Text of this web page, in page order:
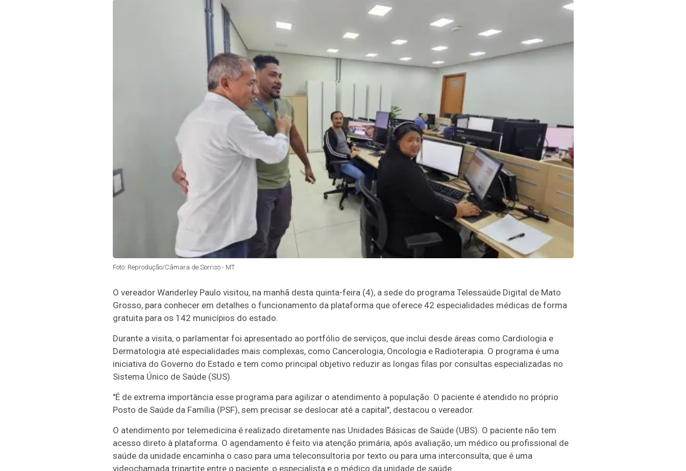
Foto: Reprodução/Câmara de Sorriso - MT
O vereador Wanderley Paulo visitou, na manhã desta quinta-feira (4), a sede do programa Telessaúde Digital de Mato
Grosso, para conhecer em detalhes o funcionamento da plataforma que oferece 42 especialidades médicas de forma
gratuita para os 142 municípios do estado.
Durante a visita, o parlamentar foi apresentado ao portfólio de serviços, que inclui desde áreas como Cardiologia e
Dermatologia até especialidades mais complexas, como Cancerologia, Oncologia e Radioterapia. O programa é uma
iniciativa do Governo do Estado e tem como principal objetivo reduzir as longas filas por consultas especializadas no
Sistema Único de Saúde (SUS).
"É de extrema importância esse programa para agilizar o atendimento à população. O paciente é atendido no próprio
Posto de Saúde da Família (PSF), sem precisar se deslocar até a capital", destacou o vereador.
O atendimento por telemedicina é realizado diretamente nas Unidades Básicas de Saúde (UBS). O paciente não tem
acesso direto à plataforma. O agendamento é feito via atenção primária, após avaliação, um médico ou profissional de
saúde da unidade encaminha o caso para uma teleconsultoria por texto ou para uma interconsulta, que é uma
videochamada tripartite entre o paciente, o especialista e o médico da unidade de saúde.